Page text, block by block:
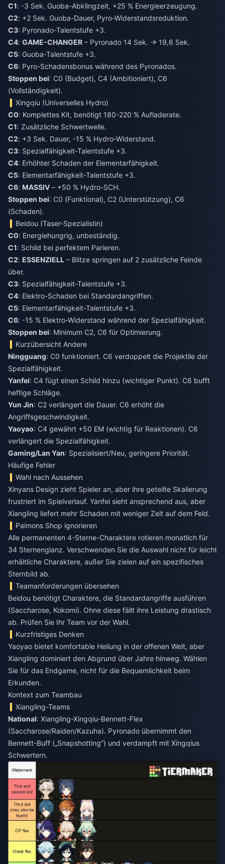
C1: -3 Sek. Guoba-Abklingzeit, +25 % Energieerzeugung.
C2: +2 Sek. Guoba-Dauer, Pyro-Widerstandsreduktion.
C3: Pyronado-Talentstufe +3.
C4: GAME-CHANGER – Pyronado 14 Sek. → 19,6 Sek.
C5: Guoba-Talentstufe +3.
C6: Pyro-Schadensbonus während des Pyronados.
Stoppen bei: C0 (Budget), C4 (Ambitioniert), C6
(Vollständigkeit).
Xingqiu (Universelles Hydro)
C0: Komplettes Kit, benötigt 180-220 % Aufladerate.
C1: Zusätzliche Schwertwelle.
C2: +3 Sek. Dauer, -15 % Hydro-Widerstand.
C3: Spezialfähigkeit-Talentstufe +3.
C4: Erhöhter Schaden der Elementarfähigkeit.
C5: Elementarfähigkeit-Talentstufe +3.
C6: MASSIV – +50 % Hydro-SCH.
Stoppen bei: C0 (Funktional), C2 (Unterstützung), C6
(Schaden).
Beidou (Taser-Spezialistin)
C0: Energiehungrig, unbeständig.
C1: Schild bei perfektem Parieren.
C2: ESSENZIELL – Blitze springen auf 2 zusätzliche Feinde
über.
C3: Spezialfähigkeit-Talentstufe +3.
C4: Elektro-Schaden bei Standardangriffen.
C5: Elementarfähigkeit-Talentstufe +3.
C6: -15 % Elektro-Widerstand während der Spezialfähigkeit.
Stoppen bei: Minimum C2, C6 für Optimierung.
Kurzübersicht Andere
Ningguang: C0 funktioniert. C6 verdoppelt die Projektile der
Spezialfähigkeit.
Yanfei: C4 fügt einen Schild hinzu (wichtiger Punkt). C6 bufft
heftige Schläge.
Yun Jin: C2 verlängert die Dauer. C6 erhöht die
Angriffsgeschwindigkeit.
Yaoyao: C4 gewährt +50 EM (wichtig für Reaktionen). C6
verlängert die Spezialfähigkeit.
Gaming/Lan Yan: Spezialisiert/Neu, geringere Priorität.
Häufige Fehler
Wahl nach Aussehen
Xinyans Design zieht Spieler an, aber ihre geteilte Skalierung
frustriert im Spielverlauf. Yanfei sieht ansprechend aus, aber
Xiangling liefert mehr Schaden mit weniger Zeit auf dem Feld.
Paimons Shop ignorieren
Alle permanenten 4-Sterne-Charaktere rotieren monatlich für
34 Sternenglanz. Verschwenden Sie die Auswahl nicht für leicht
erhältliche Charaktere, außer Sie zielen auf ein spezifisches
Sternbild ab.
Teamanforderungen übersehen
Beidou benötigt Charaktere, die Standardangriffe ausführen
(Saccharose, Kokomi). Ohne diese fällt ihre Leistung drastisch
ab. Prüfen Sie Ihr Team vor der Wahl.
Kurzfristiges Denken
Yaoyao bietet komfortable Heilung in der offenen Welt, aber
Xiangling dominiert den Abgrund über Jahre hinweg. Wählen
Sie für das Endgame, nicht für die Bequemlichkeit beim
Erkunden.
Kontext zum Teambau
Xiangling-Teams
National: Xiangling-Xingqiu-Bennett-Flex
(Saccharose/Raiden/Kazuha). Pyronado übernimmt den
Bennett-Buff („Snapshotting“) und verdampft mit Xingqius
Schwertern.